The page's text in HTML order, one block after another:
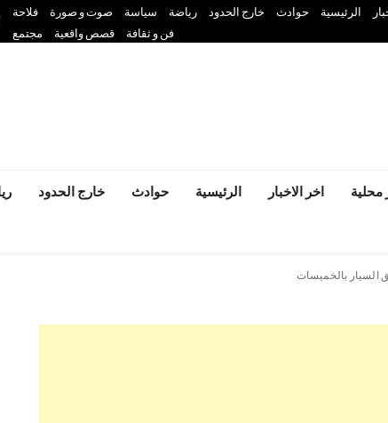
الرئيسية حوادث خارج الحدود رياضة سياسة صوت و صورة
فلاحة
فن و ثقافة
قصص واقعية مجتمع
محلية اخر الاخبار الرئيسية حوادث خارج الحدود
السيار بالخميسات